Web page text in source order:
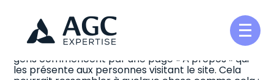
Aller
Créer et reprendre une activité
Gérer votre quotidien
Pilotez votre gestion
Suivre votre comptabilité
Ceci est une page d’exemple. C’est différent d’un
article de blog parce qu’elle restera au même
endroit et apparaîtra dans la navigation de votre
site (dans la plupart des thèmes). La plupart des
gens commencent par une page « À propos » qui
les présente aux personnes visitant le site. Cela